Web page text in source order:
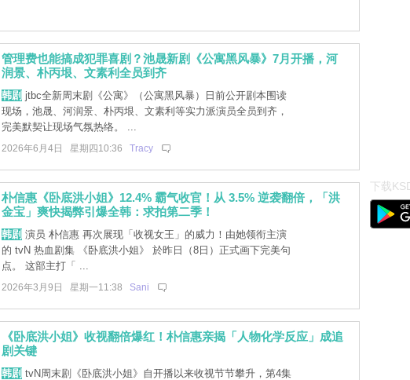
管理费也能搞成犯罪喜剧？池晟新剧《公寓黑风暴》7月开播，河
润景、朴丙垠、文素利全员到齐
韩剧 jtbc全新周末剧《公寓》（公寓黑风暴）日前公开剧本围读
现场，池晟、河润景、朴丙垠、文素利等实力派演员全员到齐，
完美默契让现场气氛热络。 ...
2026年6月4日 星期四10:36 Tracy
朴信惠《卧底洪小姐》12.4% 霸气收官！从 3.5% 逆袭翻倍，「洪
金宝」爽快揭弊引爆全韩：求拍第二季！
韩剧 演员 朴信惠 再次展现「收视女王」的威力！由她领衔主演
的 tvN 热血剧集 《卧底洪小姐》 於昨日（8日）正式画下完美句
点。 这部主打「 ...
2026年3月9日 星期一11:38 Sani
《卧底洪小姐》收视翻倍爆红！朴信惠亲揭「人物化学反应」成追
剧关键
韩剧 tvN周末剧《卧底洪小姐》自开播以来收视节节攀升，第4集
下载